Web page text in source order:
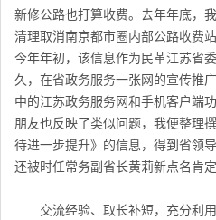
新修公路也打算收费。去年年底，
清理取消南京都市圈内部公路收费
今年年初，该信息作为民革江苏省
久，在省政务服务一张网的宣传推
中的江苏政务服务网和手机客户端
朋友也反映了类似问题，我便整理
待进一步提升》的信息，得到省领
还被时任常务副省长黄莉新点名肯定
“三人行，必
交流经验、取长补短，充分利用